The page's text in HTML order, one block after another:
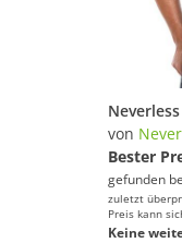
von
Bester
gefunden
zuletzt
Preis kann
Keine